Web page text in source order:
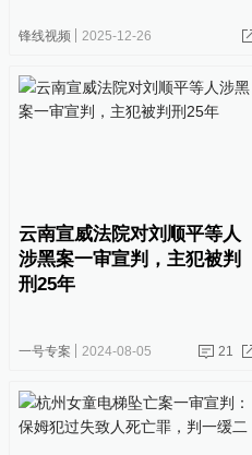
锋线视频 2025-12-26
云南宣威法院对刘顺平等人
涉黑案一审宣判，主犯被判
刑25年
一号专案 2024-08-05 21